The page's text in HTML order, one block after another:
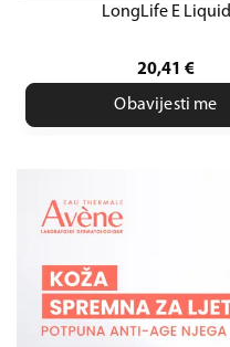
LongLife E Liquid
20,41 €
Obavijesti me